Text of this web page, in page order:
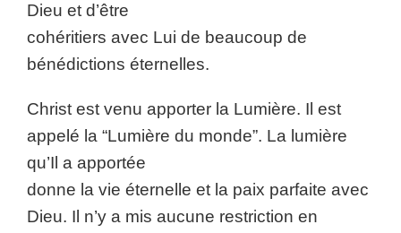
Dieu et d’être
cohéritiers avec Lui de beaucoup de
bénédictions éternelles.
Christ est venu apporter la Lumière. Il est
appelé la “Lumière du monde”. La lumière
qu’Il a apportée
donne la vie éternelle et la paix parfaite avec
Dieu. Il n’y a mis aucune restriction en